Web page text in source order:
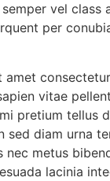
vel class
per
amet
vitae
pretium tellus
sed diam urna
metus
lacinia